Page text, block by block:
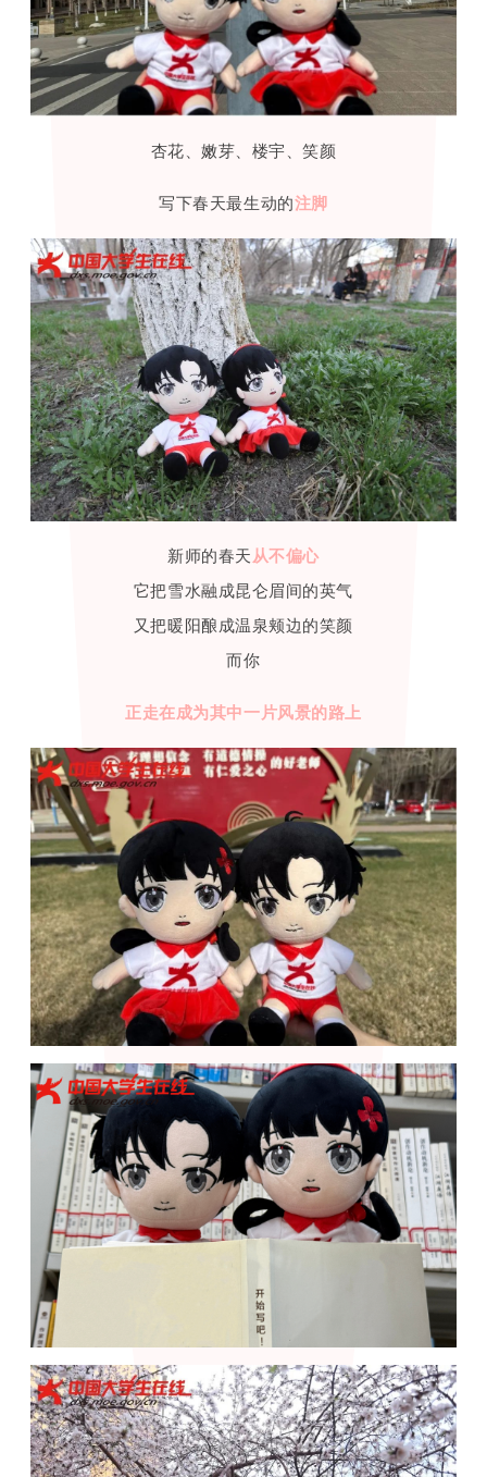
杏花、嫩芽、楼宇、笑颜
写下春天最生动的注脚
新师的春天从不偏心
它把雪水融成昆仑眉间的英气
又把暖阳酿成温泉颊边的笑颜
而你
正走在成为其中一片风景的路上